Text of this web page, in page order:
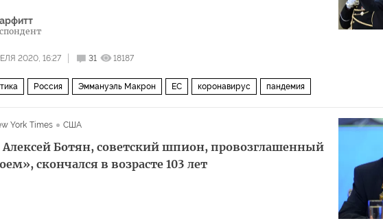
2020, 16:27 31 18187
Россия Эммануэль Макрон ЕС коронавирус пандемия
York Times США
Алексей Ботян, советский шпион, провозглашенный
скончался в возрасте 103 лет